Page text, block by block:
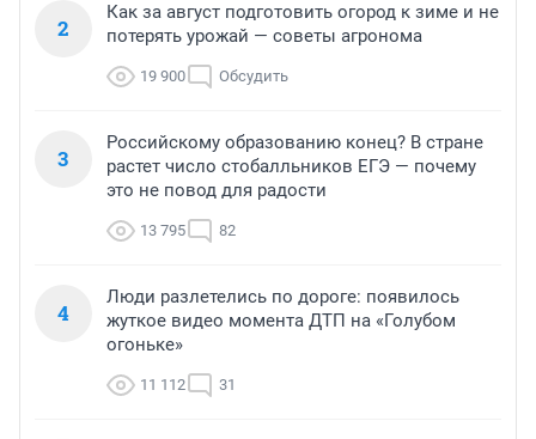
2
Как за август подготовить огород к зиме и не
потерять урожай — советы агронома
19 900 Обсудить
3
Российскому образованию конец? В стране
растет число стобалльников ЕГЭ — почему
это не повод для радости
13 795 82
4
Люди разлетелись по дороге: появилось
жуткое видео момента ДТП на «Голубом
огоньке»
11 112 31